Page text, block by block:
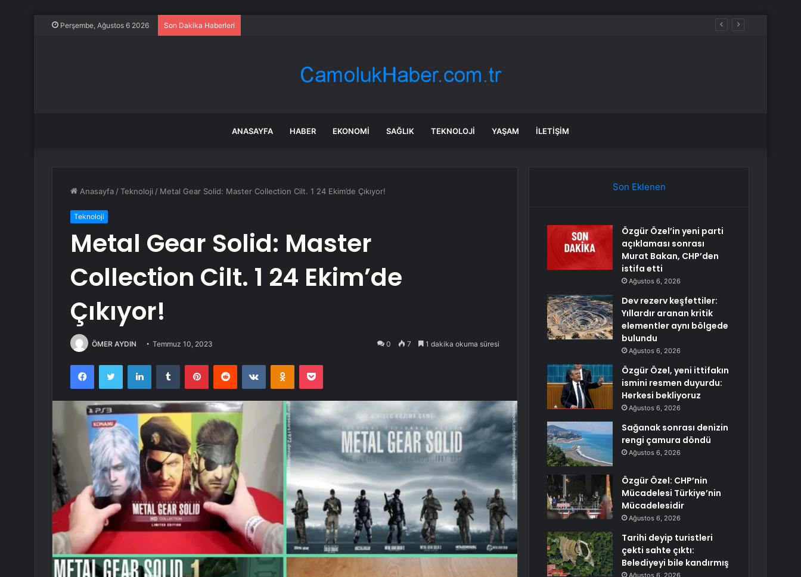
Perşembe, Ağustos 6 2026 Son Dakika Haberleri
ANASAYFA HABER EKONOMI SAĞLIK TEKNOLOJI YAŞAM İLETIŞIM
Anasayfa /Teknoloji / Metal Gear Solid: Master Collection Cilt. 1 24 Ekim’de Çıkıyor!
Teknoloji
Metal Gear Solid: Master
Collection Cilt. 1 24 Ekim’de
Çıkıyor!
ÖMER AYDIN Temmuz 10, 2023 0 7 1 dakika okuma süresi
FacebookTwitter LinkedInTumblr PinterestReddit VKontakteOdnoklassniki
Pocket
Son Eklenen
Özgür Özel’in yeni parti
açıklaması sonrası
Murat Bakan, CHP’den
istifa etti
Ağustos 6, 2026
Dev rezerv keşfettiler:
Yıllardır aranan kritik
elementler aynı bölgede
bulundu
Ağustos 6, 2026
Özgür Özel, yeni ittifakın
ismini resmen duyurdu:
Herkesi bekliyoruz
Ağustos 6, 2026
Sağanak sonrası denizin
rengi çamura döndü
Ağustos 6, 2026
Özgür Özel: CHP’nin
Mücadelesi Türkiye’nin
Mücadelesidir
Ağustos 6, 2026
Tarihi deyip turistleri
çekti sahte çıktı:
Belediyeyi bile kandırmış
Ağustos 6, 2026